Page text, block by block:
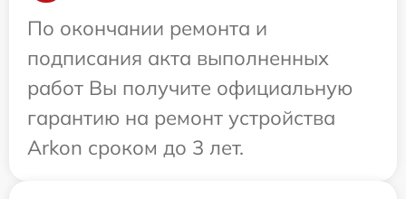
По окончании ремонта и
подписания акта выполненных
работ Вы получите официальную
гарантию на ремонт устройства
Arkon сроком до 3 лет.